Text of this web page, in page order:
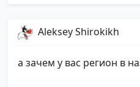
Aleksey Shirokikh
а зачем у вас регион в